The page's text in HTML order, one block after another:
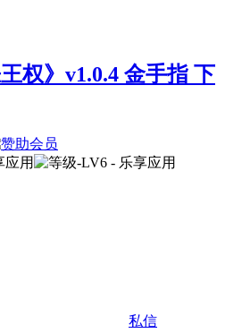
权》v1.0.4 金手指 下
私信